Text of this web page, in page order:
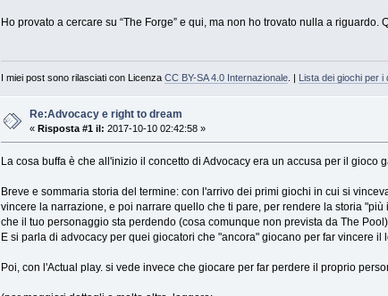
Ho provato a cercare su “The Forge” e qui, ma non ho trovato nulla a
I miei post sono rilasciati con Licenza CC BY-SA 4.0 Internazionale. | Lista dei giochi per i
Re:Advocacy e right to dream
«Risposta #1 il: 2017-10-10 02:42:58 »
La cosa buffa è che all'inizio il concetto di Advocacy era un accusa per il gioco
Breve e sommaria storia del termine: con l'arrivo dei primi giochi in cui si
vincere la narrazione, e poi narrare quello che ti pare, per rendere la storia
che il tuo personaggio sta perdendo (cosa comunque non prevista da The
E si parla di advocacy per quei giocatori che "ancora" giocano per far vincere il
Poi, con l'Actual play. si vede invece che giocare per far perdere il proprio